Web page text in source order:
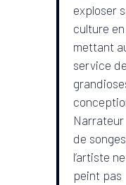
exploser
culture en
mettant
service de
Narrateur
de
l’artiste ne
peint pas